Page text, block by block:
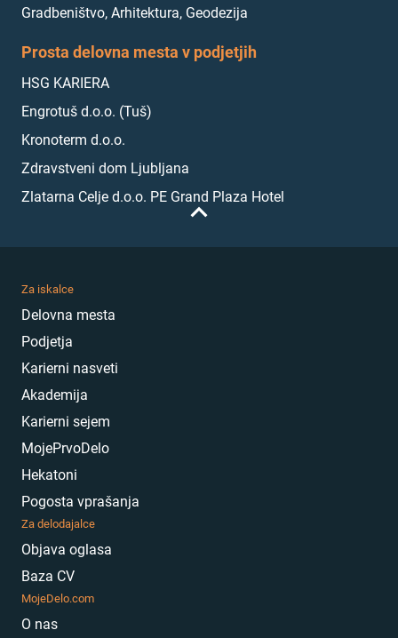
Gradbeništvo, Arhitektura, Geodezija
Prosta delovna mesta v podjetjih
HSG KARIERA
Engrotuš d.o.o. (Tuš)
Kronoterm d.o.o.
Zdravstveni dom Ljubljana
Zlatarna Celje d.o.o. PE Grand Plaza Hotel
Za iskalce
Delovna mesta
Podjetja
Karierni nasveti
Akademija
Karierni sejem
MojePrvoDelo
Hekatoni
Pogosta vprašanja
Za delodajalce
Objava oglasa
Baza CV
MojeDelo.com
O nas